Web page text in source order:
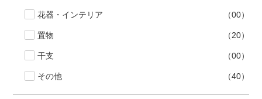
花器・インテリア （00）
置物 （20）
干支 （00）
その他 （40）